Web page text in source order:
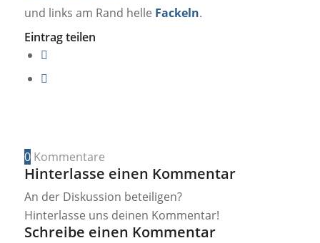
und links am Rand helle Fackeln.
Eintrag teilen
0 Kommentare
Hinterlasse einen Kommentar
An der Diskussion beteiligen?
Hinterlasse uns deinen Kommentar!
Schreibe einen Kommentar